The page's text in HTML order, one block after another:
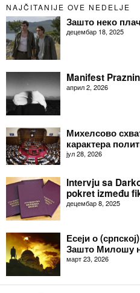
NAJČITANIJE OVE NEDELJE
Зашто неко
децембар 18, 2025
Manifest
април 2, 2026
Михелсово
карактера
јул 28, 2026
Intervju sa
pokret između
децембар 8, 2025
Есеји о
Зашто Милошу
март 23, 2026